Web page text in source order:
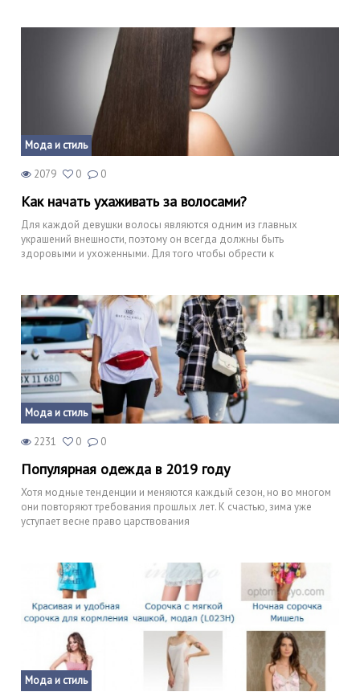
Мода и стиль
2079 0 0
Как начать ухаживать за волосами?
Для каждой девушки волосы являются одним из главных
украшений внешности, поэтому он всегда должны быть
здоровыми и ухоженными. Для того чтобы обрести к
Мода и стиль
2231 0 0
Популярная одежда в 2019 году
Хотя модные тенденции и меняются каждый сезон, но во многом
они повторяют требования прошлых лет. К счастью, зима уже
уступает весне право царствования
Мода и стиль